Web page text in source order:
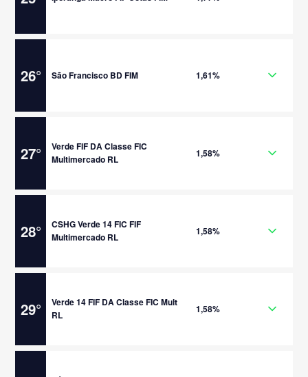
26° São Francisco BD FIM 1,61%
27°
Verde FIF DA Classe FIC
Multimercado RL
1,58%
28°
CSHG Verde 14 FIC FIF
Multimercado RL
1,58%
29°
Verde 14 FIF DA Classe FIC Mult
RL
1,58%